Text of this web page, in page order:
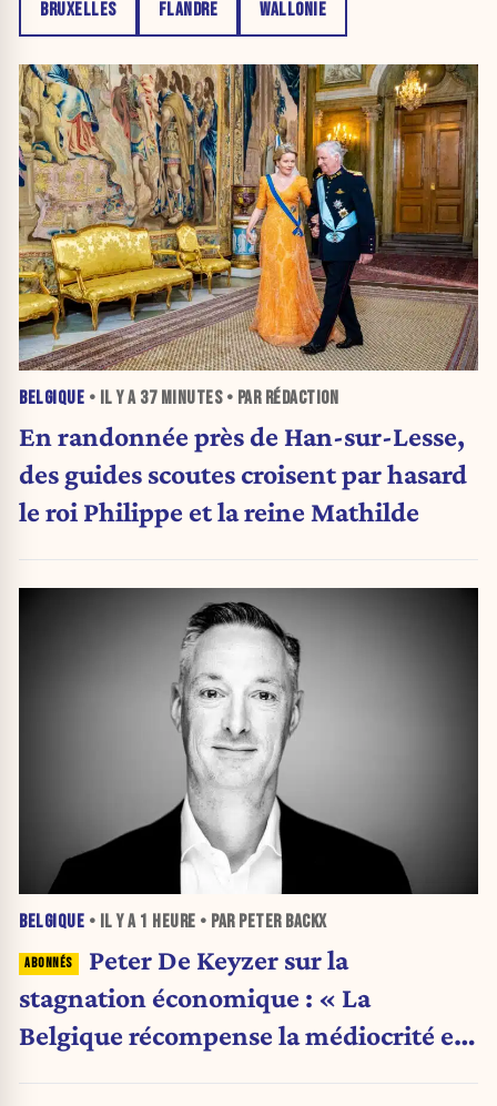
BRUXELLES FLANDRE WALLONIE
BELGIQUE • IL Y A 37 MINUTES• PAR RÉDACTION
En randonnée près de Han-sur-Lesse,
des guides scoutes croisent par hasard
le roi Philippe et la reine Mathilde
BELGIQUE • IL Y A 1 HEURE • PAR PETER BACKX
Peter De Keyzer sur la
stagnation économique : « La
Belgique récompense la médiocrité et